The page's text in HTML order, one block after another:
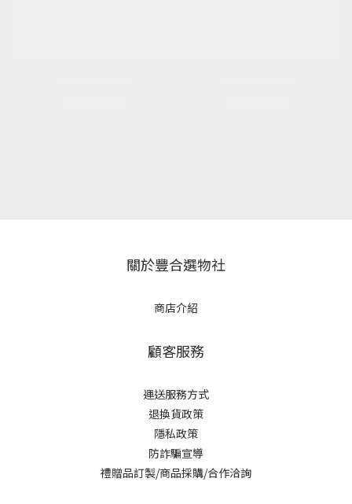
關於豐合選物社
商店介紹
顧客服務
運送服務方式
退換貨政策
隱私政策
防詐騙宣導
禮贈品訂製/商品採購/合作洽詢